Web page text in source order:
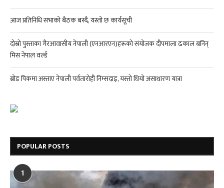
आज प्रतिनिधि सभाको बैठक बस्दै, यस्तो छ कार्यसूची
दोस्रो पुस्ताका गैरआवासीय नेपाली (एनआरएन)हरूको संयोजक दीपमाला ढकाल बनिन्
मिस नेपाल वर्ल्ड
ब्रोड पिकमा अस्ताए नेपाली पर्वतारोही निम्सदाइ, यस्तो थियो असाधारण यात्रा
POPULAR POSTS
1